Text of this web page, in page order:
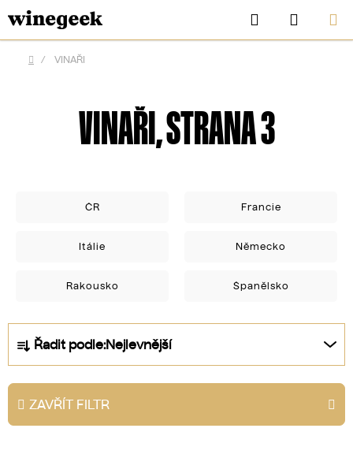
Přejít
na
obsah
Hledat
KOŠÍK
Domů
/ VINAŘI
VINAŘI, STRANA 3
ČR Francie
Itálie Německo
Rakousko Španělsko
a
z
e
n
Řadit podle:Nejlevnější
ZAVŘÍT FILTR